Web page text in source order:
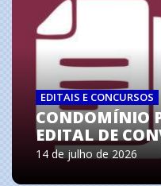
EDITAIS E CONCURSOS
CONDOMÍNIO
EDITAL DE
14 de julho de 2026